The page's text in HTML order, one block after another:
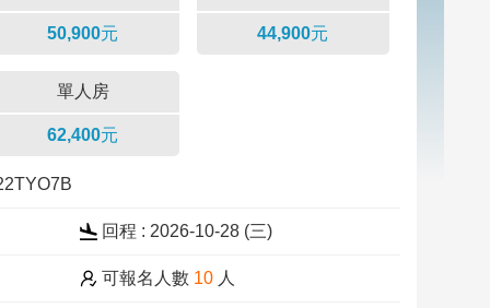
50,900元 44,900元
單人房
62,400元
回程 : 2026-10-28 (三)
可報名人數 10人